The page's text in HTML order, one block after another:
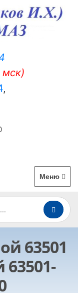
мск)
,
Меню
63501